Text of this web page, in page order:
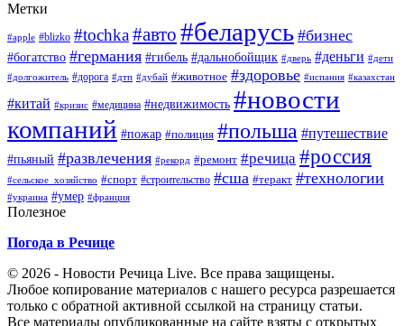
Метки
#apple #blizko #tochka#авто #беларусь #бизнес
#богатство #германия #гибель #дальнобойщик #дверь #деньги #дети
#долгожитель #дорога #дтп #дубай #животное #здоровье #испания #казахстан
#китай #кризис #медицина #недвижимость #новости
компаний #пожар #полиция #польша #путешествие
#пьяный #развлечения #рекорд #ремонт #речица #россия
#сельское_хозяйство #спорт #строительство #сша #теракт #технологии
#украина #умер #франция
Полезное
Погода в Речице
© 2026 - Новости Речица Live. Все права защищены.
Любое копирование материалов с нашего ресурса разрешается
только с обратной активной ссылкой на страницу статьи.
Все материалы опубликованные на сайте взяты с открытых